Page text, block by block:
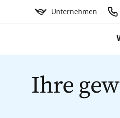
Unternehmen
Ihre